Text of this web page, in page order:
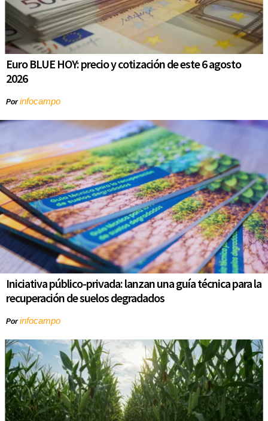
Euro BLUE HOY: precio y cotización de este 6 agosto
2026
Porinfocampo
Iniciativa público-privada: lanzan una guía técnica para la
recuperación de suelos degradados
Porinfocampo